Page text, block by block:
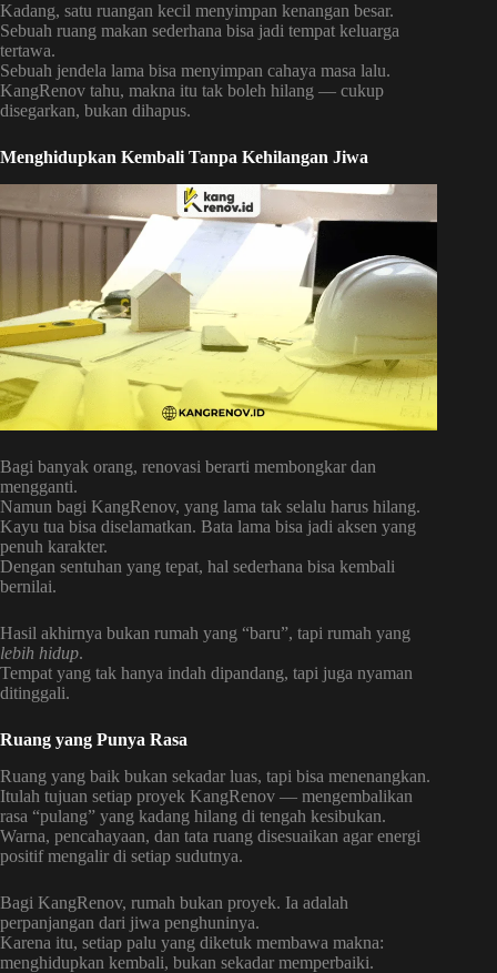
Kadang, satu ruangan kecil menyimpan kenangan besar.
Sebuah ruang makan sederhana bisa jadi tempat keluarga
tertawa.
Sebuah jendela lama bisa menyimpan cahaya masa lalu.
KangRenov tahu, makna itu tak boleh hilang — cukup
disegarkan, bukan dihapus.
Menghidupkan Kembali Tanpa Kehilangan Jiwa
Bagi banyak orang, renovasi berarti membongkar dan
mengganti.
Namun bagi KangRenov, yang lama tak selalu harus hilang.
Kayu tua bisa diselamatkan. Bata lama bisa jadi aksen yang
penuh karakter.
Dengan sentuhan yang tepat, hal sederhana bisa kembali
bernilai.
Hasil akhirnya bukan rumah yang “baru”, tapi rumah yang
lebih hidup.
Tempat yang tak hanya indah dipandang, tapi juga nyaman
ditinggali.
Ruang yang Punya Rasa
Ruang yang baik bukan sekadar luas, tapi bisa menenangkan.
Itulah tujuan setiap proyek KangRenov — mengembalikan
rasa “pulang” yang kadang hilang di tengah kesibukan.
Warna, pencahayaan, dan tata ruang disesuaikan agar energi
positif mengalir di setiap sudutnya.
Bagi KangRenov, rumah bukan proyek. Ia adalah
perpanjangan dari jiwa penghuninya.
Karena itu, setiap palu yang diketuk membawa makna:
menghidupkan kembali, bukan sekadar memperbaiki.